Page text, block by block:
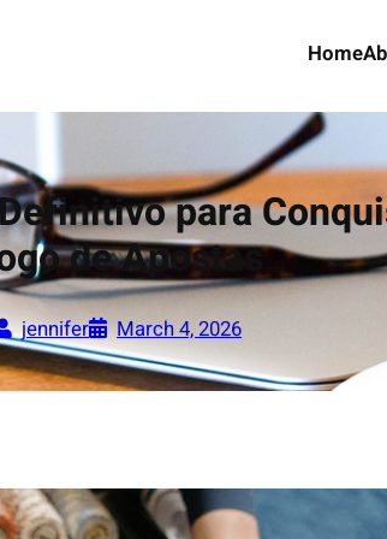
Home
para
de Apostas
jennifer March 4, 2026